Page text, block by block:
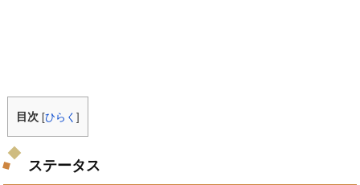
目次 [ひらく]
ステータス